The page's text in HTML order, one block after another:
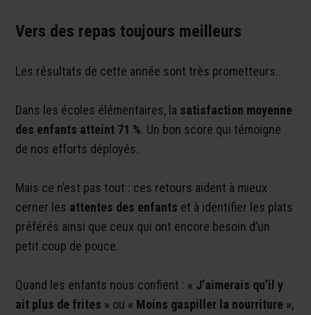
Vers des repas toujours meilleurs
Les résultats de cette année sont très prometteurs.
Dans les écoles élémentaires, la satisfaction moyenne
des enfants atteint 71 %. Un bon score qui témoigne
de nos efforts déployés.
Mais ce n’est pas tout : ces retours aident à mieux
cerner les attentes des enfants et à identifier les plats
préférés ainsi que ceux qui ont encore besoin d’un
petit coup de pouce.
Quand les enfants nous confient : « J’aimerais qu’il y
ait plus de frites » ou « Moins gaspiller la nourriture »,